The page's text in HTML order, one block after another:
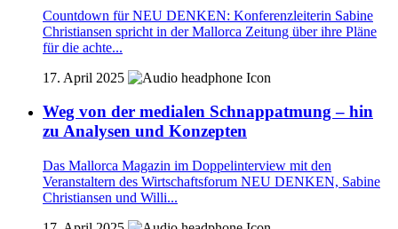
Countdown für NEU DENKEN: Konferenzleiterin Sabine
Christiansen spricht in der Mallorca Zeitung über ihre Pläne
für die achte...
17. April 2025
Weg von der medialen Schnappatmung – hin
zu Analysen und Konzepten
Das Mallorca Magazin im Doppelinterview mit den
Veranstaltern des Wirtschaftsforum NEU DENKEN, Sabine
Christiansen und Willi...